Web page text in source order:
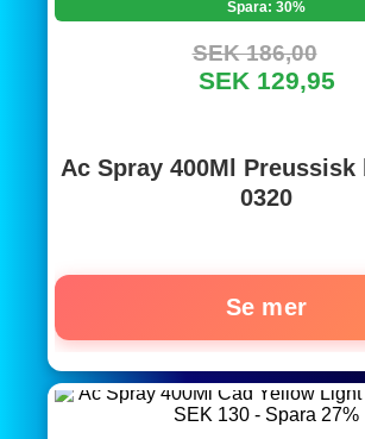
Spara: 30%
SEK 186,00
SEK 129,95
Ac Spray 400Ml Preussisk
0320
Se mer